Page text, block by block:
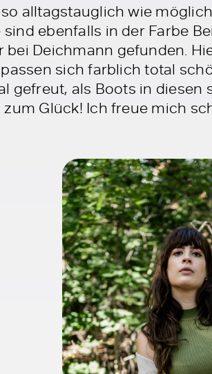
alltagstauglich wie
ebenfalls in der Farbe
bei Deichmann gefunden.
passen sich farblich total
gefreut, als Boots in
zum Glück! Ich freue mich